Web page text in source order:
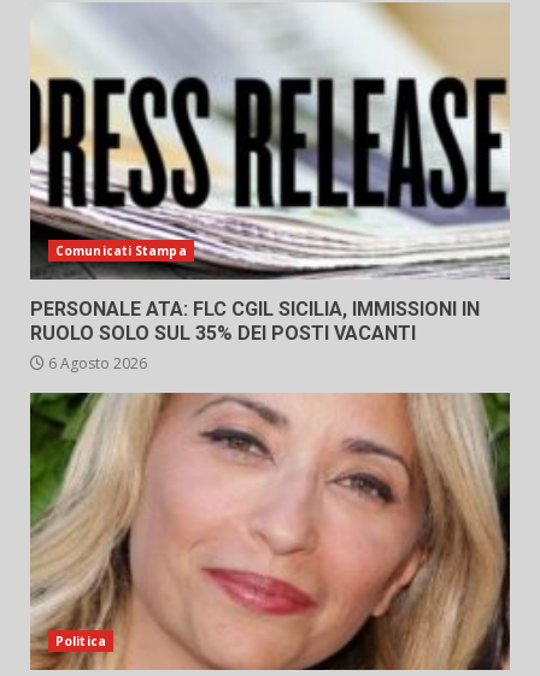
Comunicati Stampa
PERSONALE ATA: FLC CGIL SICILIA, IMMISSIONI IN
RUOLO SOLO SUL 35% DEI POSTI VACANTI
6 Agosto 2026
Politica